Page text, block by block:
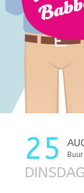
25
DINSDAG